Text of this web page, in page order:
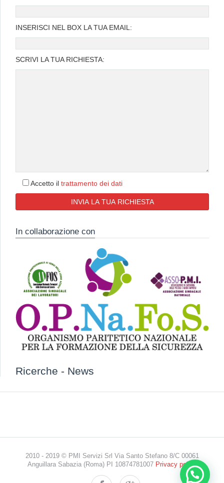
INSERISCI NEL BOX LA TUA EMAIL:
SCRIVI LA TUA RICHIESTA:
Accetto il trattamento dei dati
In collaborazione con
Ricerche - News
2010 - 2019 © PMI Servizi Srl Via Santo Stefano 8/C 00061
Anguillara Sabazia (Roma) PI 10874781007 Privacy policy